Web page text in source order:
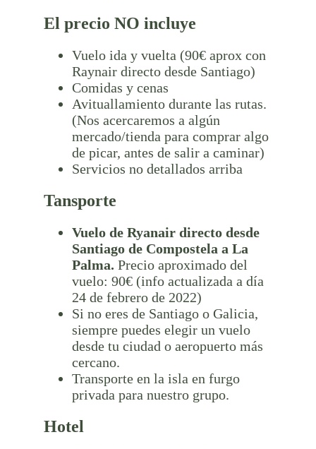
El precio NO incluye
Vuelo ida y vuelta (90€ aprox con
Raynair directo desde Santiago)
Comidas y cenas
Avituallamiento durante las rutas.
(Nos acercaremos a algún
mercado/tienda para comprar algo
de picar, antes de salir a caminar)
Servicios no detallados arriba
Tansporte
Vuelo de Ryanair directo desde
Santiago de Compostela a La
Palma. Precio aproximado del
vuelo: 90€ (info actualizada a día
24 de febrero de 2022)
Si no eres de Santiago o Galicia,
siempre puedes elegir un vuelo
desde tu ciudad o aeropuerto más
cercano.
Transporte en la isla en furgo
privada para nuestro grupo.
Hotel